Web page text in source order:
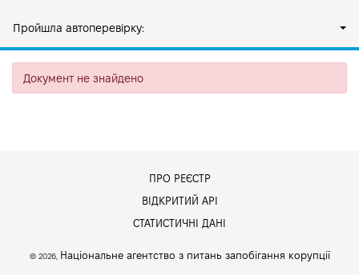
Пройшла автоперевірку:
Документ не знайдено
ПРО РЕЄСТР
ВІДКРИТИЙ АРІ
СТАТИСТИЧНІ ДАНІ
© 2026, Національне агентство з питань запобігання корупції